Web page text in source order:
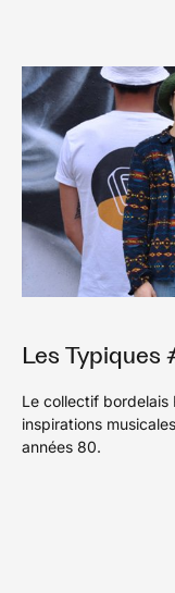
Les Typiques
Le collectif bordelais
inspirations
années 80.